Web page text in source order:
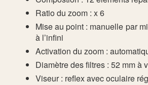
Ratio du zoom : x 6
Mise au point : manuelle par
à l’infini
Activation du zoom :
Diamètre des filtres : 52 mm à
Viseur : reflex avec oculaire